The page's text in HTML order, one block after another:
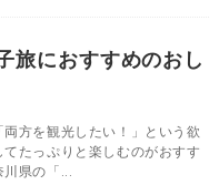
旅におすすめのおし
方を観光したい！」という欲
たっぷりと楽しむのがおすす
県の「...